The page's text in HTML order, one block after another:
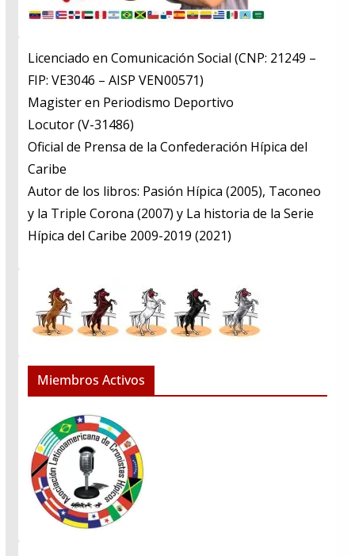
Licenciado en Comunicación Social (CNP: 21249 –
FIP: VE3046 – AISP VEN00571)
​Magister en Periodismo Deportivo
​Locutor (V-31486)
​Oficial de Prensa de la Confederación Hípica del
Caribe
​Autor de los libros: Pasión Hípica (2005), Taconeo
y la Triple Corona (2007) y La historia de la Serie
Hípica del Caribe 2009-2019 (2021)
Miembros Activos